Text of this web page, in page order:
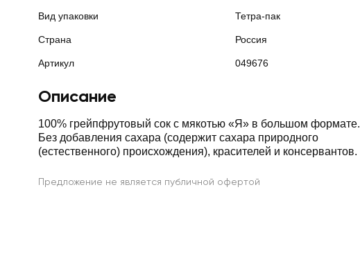
Вид упаковки Тетра-пак
Страна Россия
Артикул 049676
Описание
100% грейпфрутовый сок с мякотью «Я» в большом формате.
Без добавления сахара (содержит сахара природного
(естественного) происхождения), красителей и консервантов.
Предложение не является публичной офертой